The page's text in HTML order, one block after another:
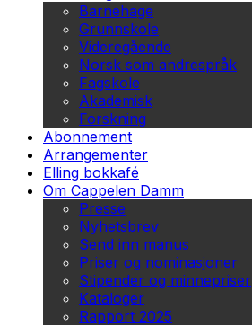
Barnehage
Grunnskole
Videregående
Norsk som andrespråk
Fagskole
Akademisk
Forskning
Abonnement
Arrangementer
Elling bokkafé
Om Cappelen Damm
Presse
Nyhetsbrev
Send inn manus
Priser og nominasjoner
Stipender og minnepriser
Kataloger
Rapport 2025